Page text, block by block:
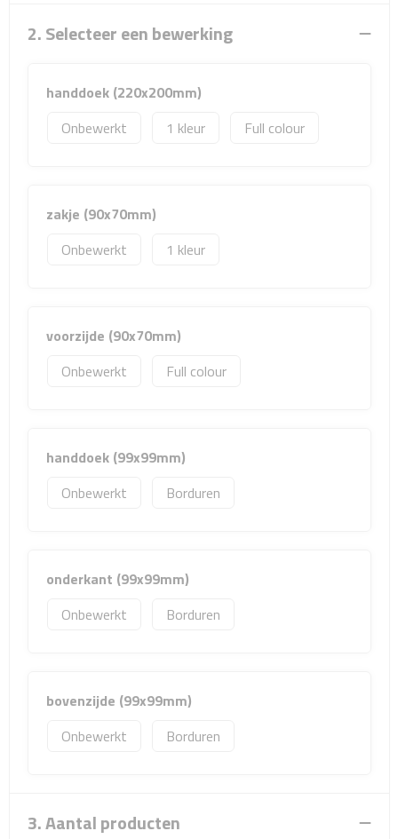
Sport- & Recreatietassen
Strandtassen
Lunchtassen
Heuptassen
Reizen
Bagagelabels
Reisstekkers
2. Selecteer een bewerking
handdoek (220x200mm)
Onbewerkt
1 Full colour
zakje (90x70mm)
Onbewerkt
1
voorzijde (90x70mm)
Onbewerkt
Full colour
handdoek (99x99mm)
Onbewerkt
Borduren
onderkant (99x99mm)
Onbewerkt
Borduren
bovenzijde (99x99mm)
Onbewerkt
Borduren
3. Aantal producten